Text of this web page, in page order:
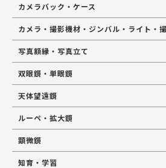
カメラバック・ケース
カメラ・撮影機材・ジンバル・ライト・
写真額縁・写真立て
双眼鏡・単眼鏡
天体望遠鏡
ルーペ・拡大鏡
顕微鏡
知育・学習